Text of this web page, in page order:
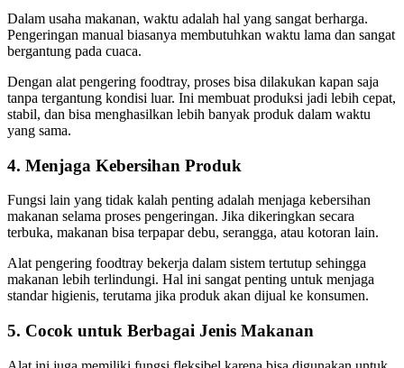
Dalam usaha makanan, waktu adalah hal yang sangat berharga.
Pengeringan manual biasanya membutuhkan waktu lama dan sangat
bergantung pada cuaca.
Dengan alat pengering foodtray, proses bisa dilakukan kapan saja
tanpa tergantung kondisi luar. Ini membuat produksi jadi lebih cepat,
stabil, dan bisa menghasilkan lebih banyak produk dalam waktu
yang sama.
4. Menjaga Kebersihan Produk
Fungsi lain yang tidak kalah penting adalah menjaga kebersihan
makanan selama proses pengeringan. Jika dikeringkan secara
terbuka, makanan bisa terpapar debu, serangga, atau kotoran lain.
Alat pengering foodtray bekerja dalam sistem tertutup sehingga
makanan lebih terlindungi. Hal ini sangat penting untuk menjaga
standar higienis, terutama jika produk akan dijual ke konsumen.
5. Cocok untuk Berbagai Jenis Makanan